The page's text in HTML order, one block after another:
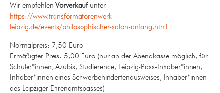
Wir empfehlen Vorverkaufunter
https://www.transformatorenwerk-
leipzig.de/events/philosophischer-salon-anfang.html
Normalpreis: 7,50 Euro
Ermäßigter Preis: 5,00 Euro (nur an der Abendkasse möglich, für
Schüler*innen, Azubis, Studierende, Leipzig-Pass-Inhaber*innen,
Inhaber*innen eines Schwerbehindertenausweises, Inhaber*innen
des Leipziger Ehrenamtspasses)